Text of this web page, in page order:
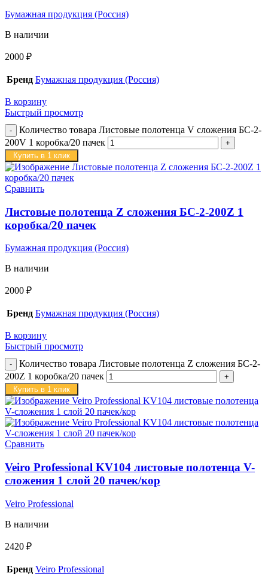
Бумажная продукция (Россия)
В наличии
2000 ₽
Бренд Бумажная продукция (Россия)
В корзину
Быстрый просмотр
Количество товара Листовые полотенца V сложения БС-2-
200V 1 коробка/20 пачек
Купить в 1 клик
Сравнить
Листовые полотенца Z сложения БС-2-200Z 1
коробка/20 пачек
Бумажная продукция (Россия)
В наличии
2000 ₽
Бренд Бумажная продукция (Россия)
В корзину
Быстрый просмотр
Количество товара Листовые полотенца Z сложения БС-2-
200Z 1 коробка/20 пачек
Купить в 1 клик
Сравнить
Veiro Professional KV104 листовые полотенца V-
сложения 1 слой 20 пачек/кор
Veiro Professional
В наличии
2420 ₽
Бренд Veiro Professional